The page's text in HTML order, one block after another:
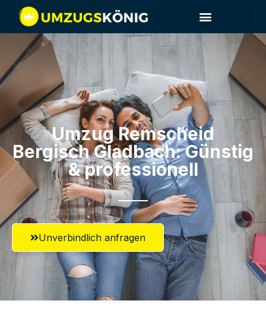
Umzug Remscheid​
Bergisch Gladbach: Günstig
& professionell​
Unverbindlich anfragen